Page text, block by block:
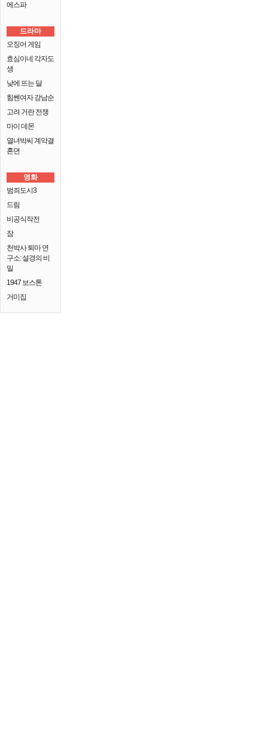
에스파
드라마
오징어 게임
효심이네 각자도
생
낮에 뜨는 달
힘쎈여자 강남순
고려 거란 전쟁
마이 데몬
열녀박씨 계약결
혼뎐
영화
범죄도시3
드림
비공식작전
잠
천박사 퇴마 연
구소: 설경의 비
밀
1947 보스톤
거미집